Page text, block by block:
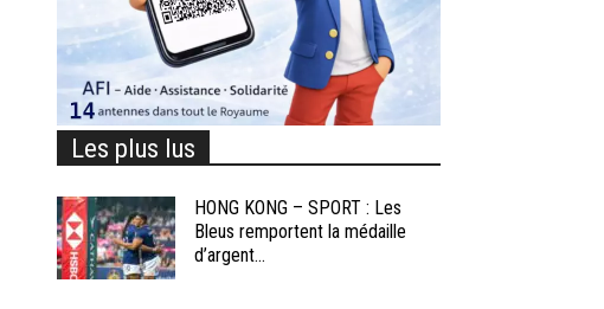
Les plus lus
HONG KONG – SPORT : Les
Bleus remportent la médaille
d’argent...